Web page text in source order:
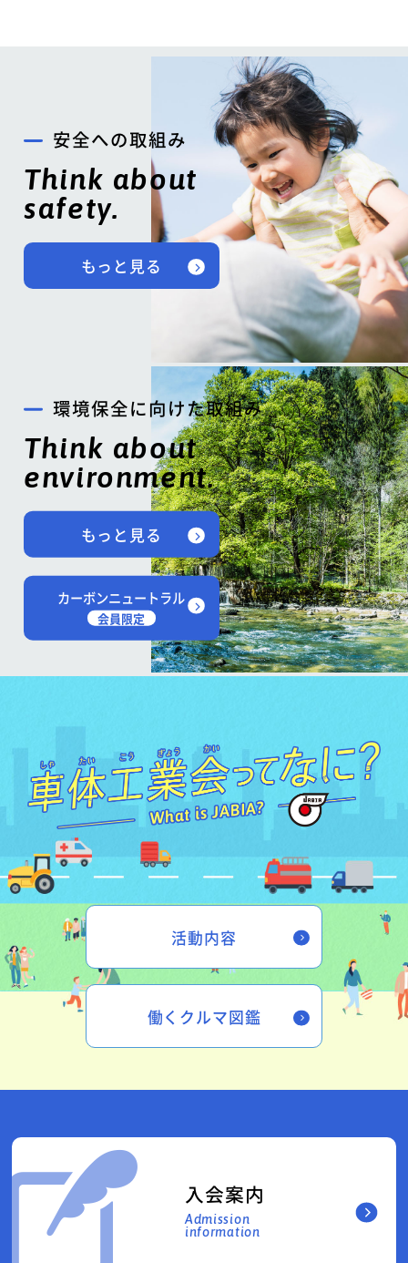
安全への取組み
Think about
safety.
もっと見る
環境保全に向けた取組み
Think about
environment.
もっと見る
カーボンニュートラル
会員限定
活動内容
働くクルマ図鑑
入会案内
Admission
information